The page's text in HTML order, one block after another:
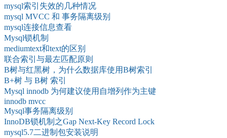
mysql索引失效的几种情况
mysql MVCC 和 事务隔离级别
mysql连接信息查看
Mysql锁机制
mediumtext和text的区别
联合索引与最左匹配原则
B树与红黑树，为什么数据库使用B树索引
B+树 与 B树 索引
Mysql innodb 为何建议使用自增列作为主键
innodb mvcc
Mysql事务隔离级别
InnoDB锁机制之Gap Next-Key Record Lock
mysql5.7二进制包安装说明